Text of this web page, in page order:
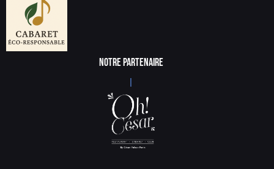
NOTRE PARTENAIRE
|